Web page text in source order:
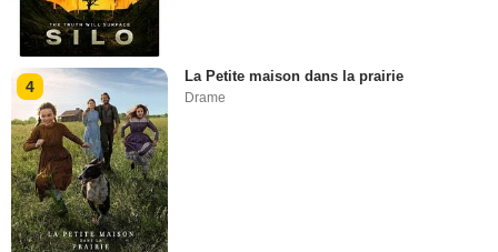
4
La Petite maison dans la prairie
Drame